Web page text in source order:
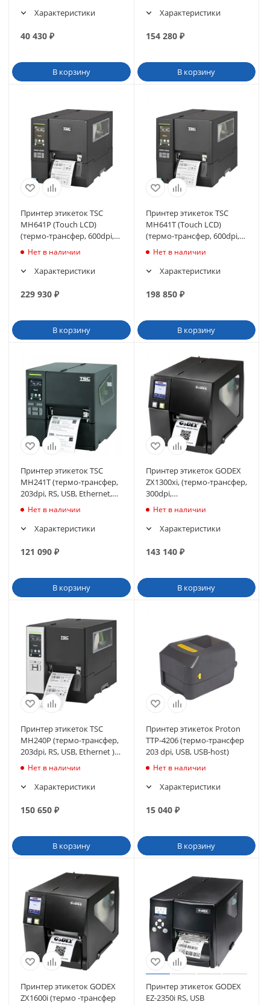
Характеристики
40 430 ₽
В корзину
Характеристики
154 280₽
В корзину
Принтер этикеток TSC
MH641P (Touch LCD)
(термо-трансфер, 600dpi,
SU/ Ethernet/USB Host,
Нет в наличии
Характеристики
229 930 ₽
В корзину
Принтер этикеток TSC
MH641T (Touch LCD)
(термо-трансфер, 600dpi,
SU + Ethernet + USB Host +
Нет в наличии
Характеристики
198 850₽
В корзину
Принтер этикеток TSC
MH241T (термо-трансфер,
203dpi, RS, USB, Ethernet,
Wi-Fi)
Нет в наличии
Характеристики
121 090 ₽
В корзину
Принтер этикеток GODEX
ZX1300xi, (термо-трансфер,
300dpi,
RS232/USB/TCPIP/USB
Нет в наличии
Характеристики
143 140₽
В корзину
Принтер этикеток TSC
MH240P (термо-трансфер,
203dpi, RS, USB, Ethernet )
внутр.смотчик
Нет в наличии
Характеристики
150 650 ₽
В корзину
Принтер этикеток Proton
TTP-4206 (термо-трансфер
203 dpi, USB, USB-host)
Нет в наличии
Характеристики
15 040₽
В корзину
Принтер этикеток GODEX
ZX1600i (термо -трансфер
Принтер этикеток GODEX
EZ-2350i RS, USB